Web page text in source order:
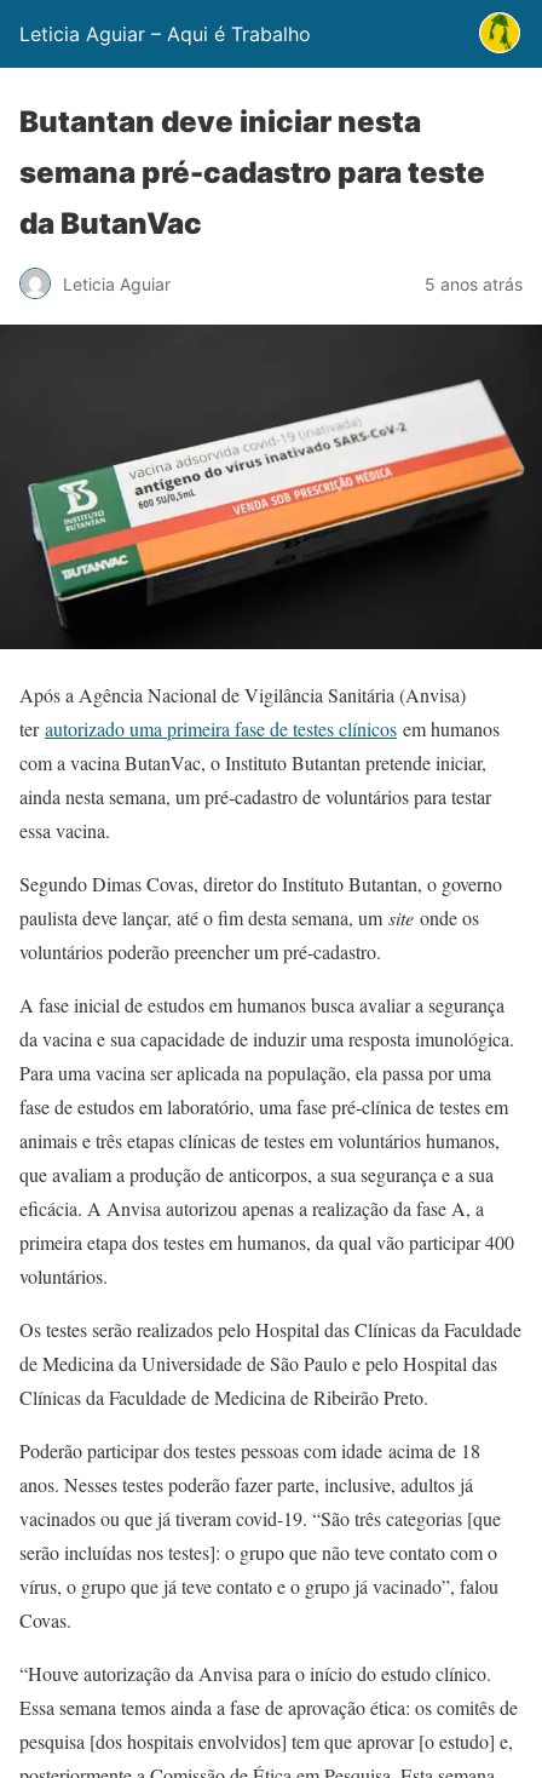
Leticia Aguiar – Aqui é Trabalho
Butantan deve iniciar nesta
semana pré-cadastro para teste
da ButanVac
Leticia Aguiar 5 anos atrás
Após a Agência Nacional de Vigilância Sanitária (Anvisa)
terautorizado uma primeira fase de testes clínicos em humanos
com a vacina ButanVac, o Instituto Butantan pretende iniciar,
ainda nesta semana, um pré-cadastro de voluntários para testar
essa vacina.
Segundo Dimas Covas, diretor do Instituto Butantan, o governo
paulista deve lançar, até o fim desta semana, um site onde os
voluntários poderão preencher um pré-cadastro.
A fase inicial de estudos em humanos busca avaliar a segurança
da vacina e sua capacidade de induzir uma resposta imunológica.
Para uma vacina ser aplicada na população, ela passa por uma
fase de estudos em laboratório, uma fase pré-clínica de testes em
animais e três etapas clínicas de testes em voluntários humanos,
que avaliam a produção de anticorpos, a sua segurança e a sua
eficácia. A Anvisa autorizou apenas a realização da fase A, a
primeira etapa dos testes em humanos, da qual vão participar 400
voluntários.
Os testes serão realizados pelo Hospital das Clínicas da Faculdade
de Medicina da Universidade de São Paulo e pelo Hospital das
Clínicas da Faculdade de Medicina de Ribeirão Preto.
Poderão participar dos testes pessoas com idade acima de 18
anos. Nesses testes poderão fazer parte, inclusive, adultos já
vacinados ou que já tiveram covid-19. “São três categorias [que
serão incluídas nos testes]: o grupo que não teve contato com o
vírus, o grupo que já teve contato e o grupo já vacinado”, falou
Covas.
“Houve autorização da Anvisa para o início do estudo clínico.
Essa semana temos ainda a fase de aprovação ética: os comitês de
pesquisa [dos hospitais envolvidos] tem que aprovar [o estudo] e,